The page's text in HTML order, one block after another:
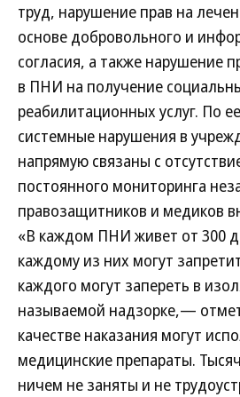
труд, нарушение прав на
основе добровольного и
согласия, а также нарушение
в ПНИ на получение
реабилитационных услуг. По
системные нарушения в
напрямую связаны с
постоянного мониторинга
правозащитников и медиков
«В каждом ПНИ живет от 300
каждому из них могут
каждого могут запереть в
называемой надзорке,—
качестве наказания могут
медицинские препараты.
ничем не заняты и не